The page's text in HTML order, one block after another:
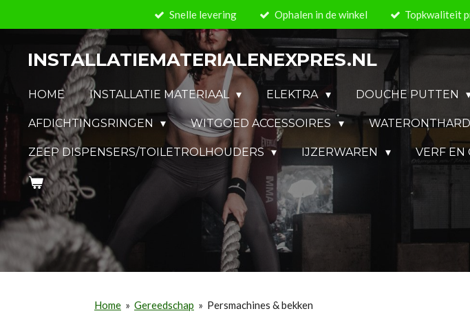
hoofdinhoud
Snelle levering Ophalen in de winkel Topkwaliteit
INSTALLATIEMATERIALENEXPRES.NL
HOME INSTALLATIE MATERIAAL ELEKTRA DOUCHE PUTTEN
AFDICHTINGSRINGEN WITGOED ACCESSOIRES
ZEEP DISPENSERS/TOILETROLHOUDERS IJZERWAREN VERF EN
Home » Gereedschap » Persmachines & bekken